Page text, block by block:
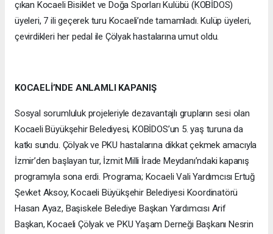
çıkan Kocaeli Bisiklet ve Doğa Sporları Kulübü (KOBİDOS)
üyeleri, 7 ili geçerek turu Kocaeli’nde tamamladı. Kulüp üyeleri,
çevirdikleri her pedal ile Çölyak hastalarına umut oldu.
KOCAELİ’NDE ANLAMLI KAPANIŞ
Sosyal sorumluluk projeleriyle dezavantajlı grupların sesi olan
Kocaeli Büyükşehir Belediyesi, KOBİDOS’un 5. yaş turuna da
katkı sundu. Çölyak ve PKU hastalarına dikkat çekmek amacıyla
İzmir’den başlayan tur, İzmit Milli İrade Meydanı’ndaki kapanış
programıyla sona erdi. Programa; Kocaeli Vali Yardımcısı Ertuğ
Şevket Aksoy, Kocaeli Büyükşehir Belediyesi Koordinatörü
Hasan Ayaz, Başiskele Belediye Başkan Yardımcısı Arif
Başkan, Kocaeli Çölyak ve PKU Yaşam Derneği Başkanı Nesrin